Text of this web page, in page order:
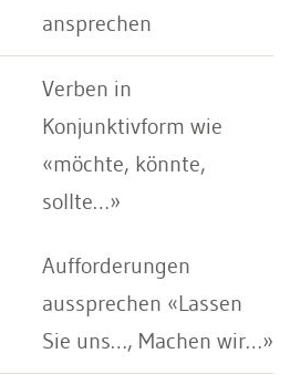
ansprechen
Verben in
Konjunktivform wie
«möchte, könnte,
sollte…»
Aufforderungen
aussprechen «Lassen
Sie uns…, Machen wir…»